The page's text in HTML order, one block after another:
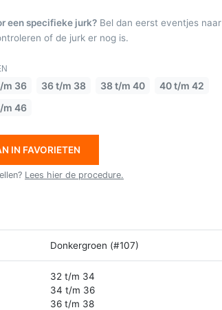
een specifieke jurk? Bel dan eerst eventjes naar
of de jurk er nog is.
m 36 36 t/m 38 38 t/m 40
40 t/m 42
m 46
IN FAVORIETEN
Lees hier de procedure.
Donkergroen (#107)
32 t/m 34
34 t/m 36
36 t/m 38